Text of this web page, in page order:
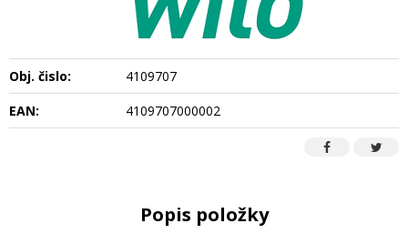
Obj. čislo:
4109707
EAN:
4109707000002
Popis položky